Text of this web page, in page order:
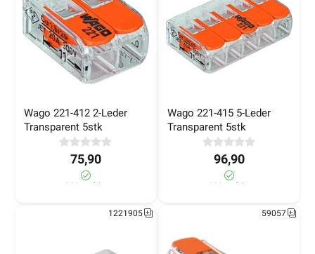
Elektromateriell Koblingsklemme
Koblingsklemme
Wago 221-412 2-Leder
Transparent 5stk
75,90
>1 000+ på lager
Wago 221-415 5-Leder
Transparent 5stk
96,90
>1 000+ på lager
1221905 59057